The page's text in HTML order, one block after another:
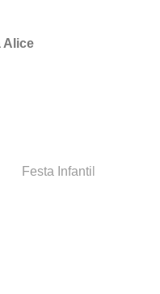
Alice
Festa Infantil